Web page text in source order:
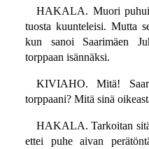
HAKALA. Muori
tuosta kuunteleisi. Mutta
kun sanoi Saarimäen
torppaan isännäksi.
KIVIAHO. Mitä!
torppaani? Mitä sinä
HAKALA. Tarkoitan
ettei puhe aivan